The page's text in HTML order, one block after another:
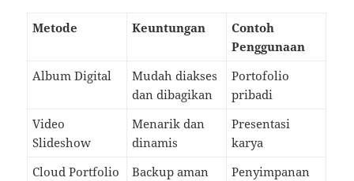
Metode Keuntungan
Contoh
Penggunaan
Album Digital
Mudah diakses
dan dibagikan
Portofolio
pribadi
Video
Slideshow
Menarik dan
dinamis
Presentasi
karya
Cloud Portfolio
Backup aman
Penyimpanan